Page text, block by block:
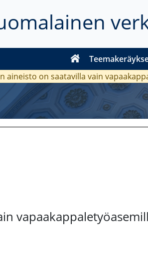
aineisto on saatavilla vain